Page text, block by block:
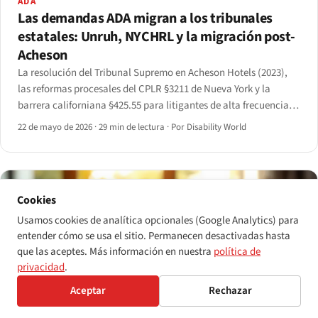
Las demandas ADA migran a los tribunales
estatales: Unruh, NYCHRL y la migración post-
Acheson
La resolución del Tribunal Supremo en Acheson Hotels (2023),
las reformas procesales del CPLR §3211 de Nueva York y la
barrera californiana §425.55 para litigantes de alta frecuencia
han desplazado de forma medible los litigios de accesibilidad
22 de mayo de 2026 ·29 min de lectura · Por Disability World
Cookies
Usamos cookies de analítica opcionales (Google Analytics) para
entender cómo se usa el sitio. Permanecen desactivadas hasta
que las aceptes. Más información en nuestra política de
privacidad.
Aceptar
Rechazar